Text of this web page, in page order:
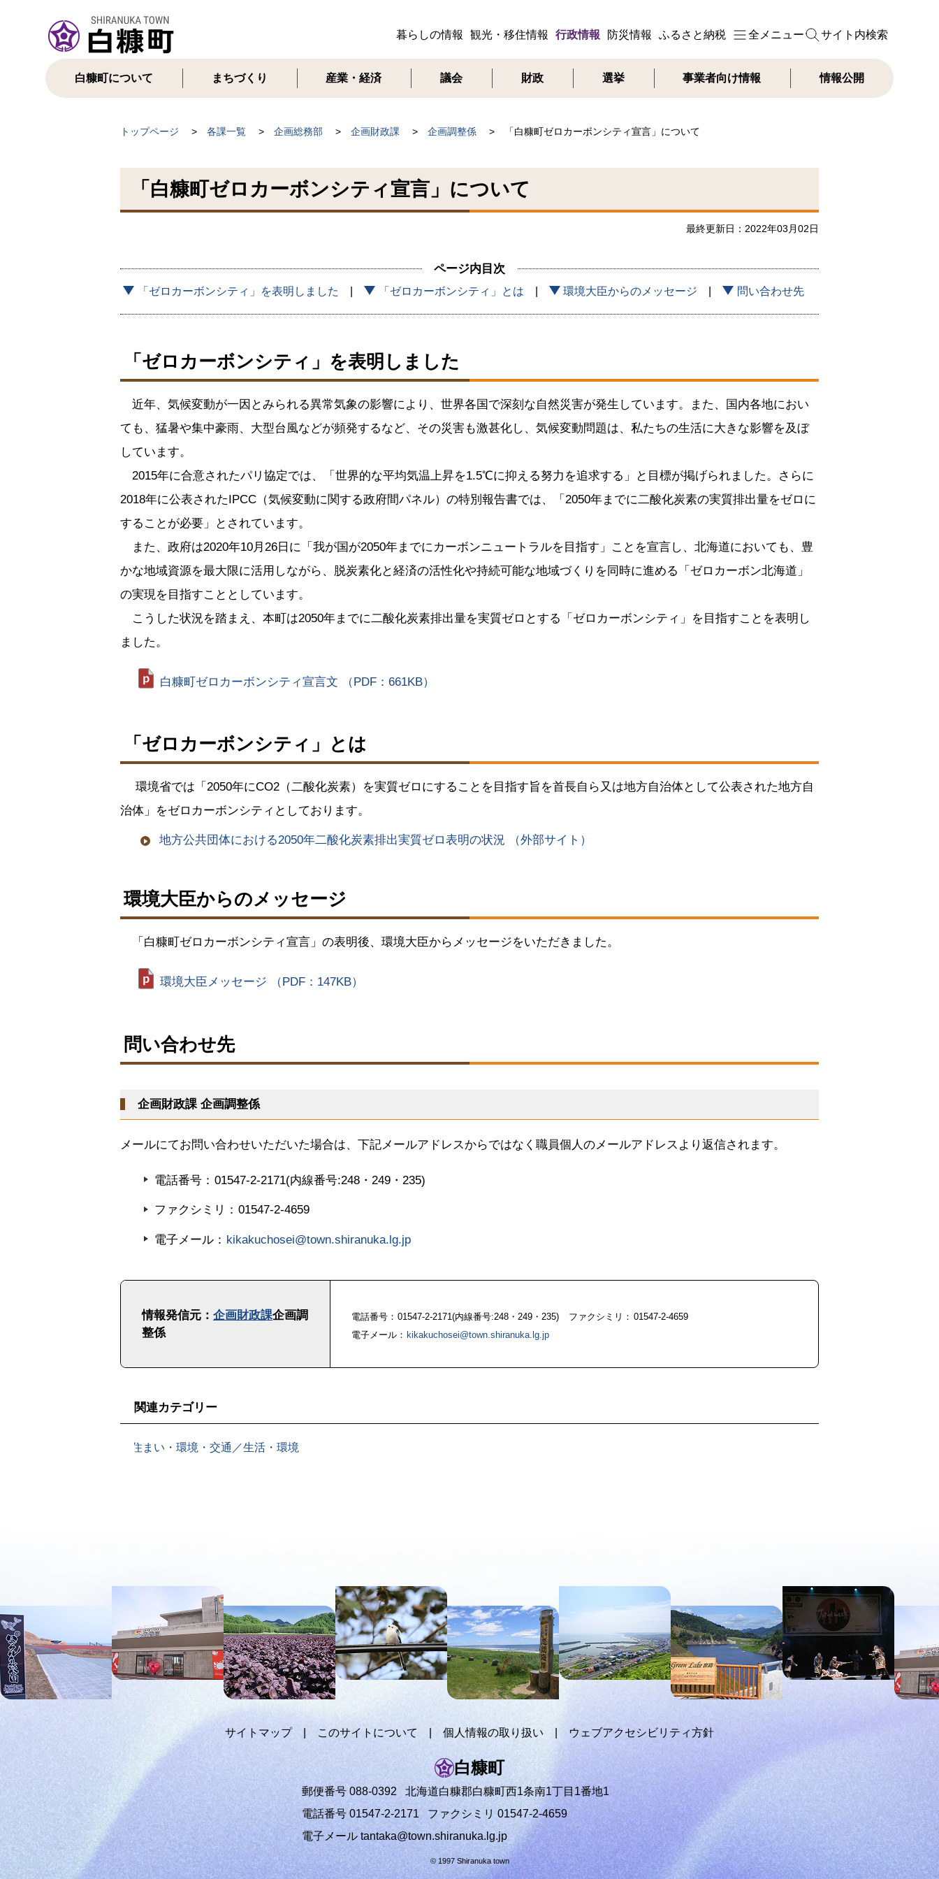
メ
ニ
ュ
ー
暮らしの情報 観光・移住情報 行政情報 防災情報 ふるさと納税 全メニュー サイト内検索
白糠町について まちづくり 産業・経済 議会 財政 選挙 事業者向け情報 情報公開
現
位
の
トップページ 各課一覧 企画総務部 企画財政課 企画調整係 「白糠町ゼロカーボンシティ宣言」について
「白糠町ゼロカーボンシティ宣言」について
最終更新日：2022年03月02日
ページ内目次
「ゼロカーボンシティ」を表明しました 「ゼロカーボンシティ」とは 環境大臣からのメッセージ 問い合わせ先
「ゼロカーボンシティ」を表明しました
近年、気候変動が一因とみられる異常気象の影響により、世界各国で深刻な自然災害が発生しています。また、国内各地におい
ても、猛暑や集中豪雨、大型台風などが頻発するなど、その災害も激甚化し、気候変動問題は、私たちの生活に大きな影響を及ぼ
しています。
2015年に合意されたパリ協定では、「世界的な平均気温上昇を1.5℃に抑える努力を追求する」と目標が掲げられました。さらに
2018年に公表されたIPCC（気候変動に関する政府間パネル）の特別報告書では、「2050年までに二酸化炭素の実質排出量をゼロに
することが必要」とされています。
また、政府は2020年10月26日に「我が国が2050年までにカーボンニュートラルを目指す」ことを宣言し、北海道においても、豊
かな地域資源を最大限に活用しながら、脱炭素化と経済の活性化や持続可能な地域づくりを同時に進める「ゼロカーボン北海道」
の実現を目指すこととしています。
こうした状況を踏まえ、本町は2050年までに二酸化炭素排出量を実質ゼロとする「ゼロカーボンシティ」を目指すことを表明し
ました。
白糠町ゼロカーボンシティ宣言文 （PDF：661KB）
る
「ゼロカーボンシティ」とは
環境省では「2050年にCO2（二酸化炭素）を実質ゼロにすることを目指す旨を首長自ら又は地方自治体として公表された地方自
治体」をゼロカーボンシティとしております。
地方公共団体における2050年二酸化炭素排出実質ゼロ表明の状況 （外部サイト）
ッ
プ
環境大臣からのメッセージ
「白糠町ゼロカーボンシティ宣言」の表明後、環境大臣からメッセージをいただきました。
環境大臣メッセージ （PDF：147KB）
ッ
プ
る
問い合わせ先
企画財政課 企画調整係
メールにてお問い合わせいただいた場合は、下記メールアドレスからではなく職員個人のメールアドレスより返信されます。
電話番号 01547-2-2171(内線番号:248・249・235)
ファクシミリ 01547-2-4659
電子メール kikakuchosei@town.shiranuka.lg.jp
ト
情報発信元： 企画財政課企画調
整係
電話番号 01547-2-2171(内線番号:248・249・235) ファクシミリ
01547-2-4659
電子メール
kikakuchosei@town.shiranuka.lg.jp
関連カテゴリー
住まい・環境・交通／生活・環境
へ
メ
ニ
ュ
ー
へ
サイトマップ このサイトについて 個人情報の取り扱い ウェブアクセシビリティ方針
白糠町
郵便番号 088-0392
北海道白糠郡白糠町西1条南1丁目1番地1
電話番号 01547-2-2171
ファクシミリ 01547-2-4659
電子メール tantaka@town.shiranuka.lg.jp
© 1997 Shiranuka town